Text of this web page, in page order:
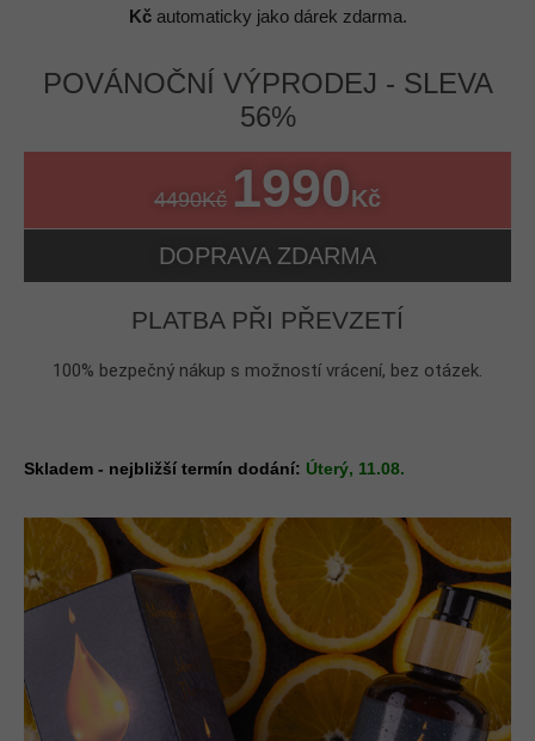
Kčautomaticky jako dárek zdarma.
POVÁNOČNÍ VÝPRODEJ - SLEVA
56%
4490Kč 1990Kč
DOPRAVA ZDARMA
PLATBA PŘI PŘEVZETÍ
100% bezpečný nákup s možností vrácení, bez otázek.
Skladem - nejbližší termín dodání: Úterý, 11.08.